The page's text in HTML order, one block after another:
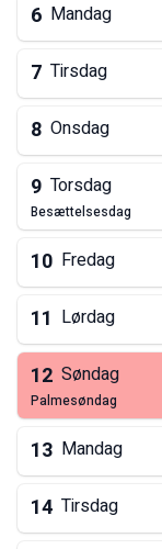
6 Mandag
7 Tirsdag
8 Onsdag
9 Torsdag
besættelsesdag
10 Fredag
11 Lørdag
12 Søndag
palmesøndag
13 Mandag
14 Tirsdag